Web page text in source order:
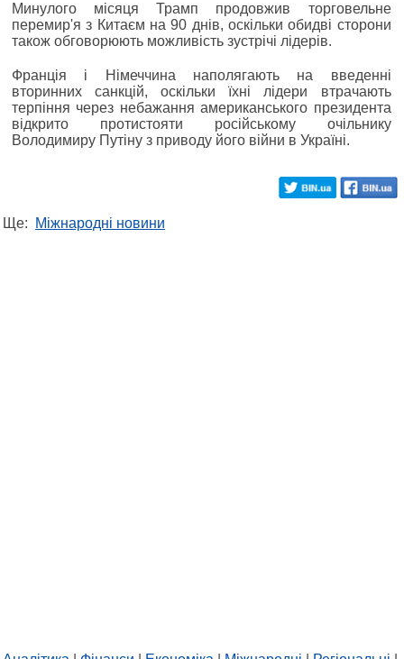
Минулого місяця Трамп продовжив торговельне
перемир'я з Китаєм на 90 днів, оскільки обидві сторони
також обговорюють можливість зустрічі лідерів.
Франція і Німеччина наполягають на введенні
вторинних санкцій, оскільки їхні лідери втрачають
терпіння через небажання американського президента
відкрито протистояти російському очільнику
Володимиру Путіну з приводу його війни в Україні.
Ще: Міжнародні новини